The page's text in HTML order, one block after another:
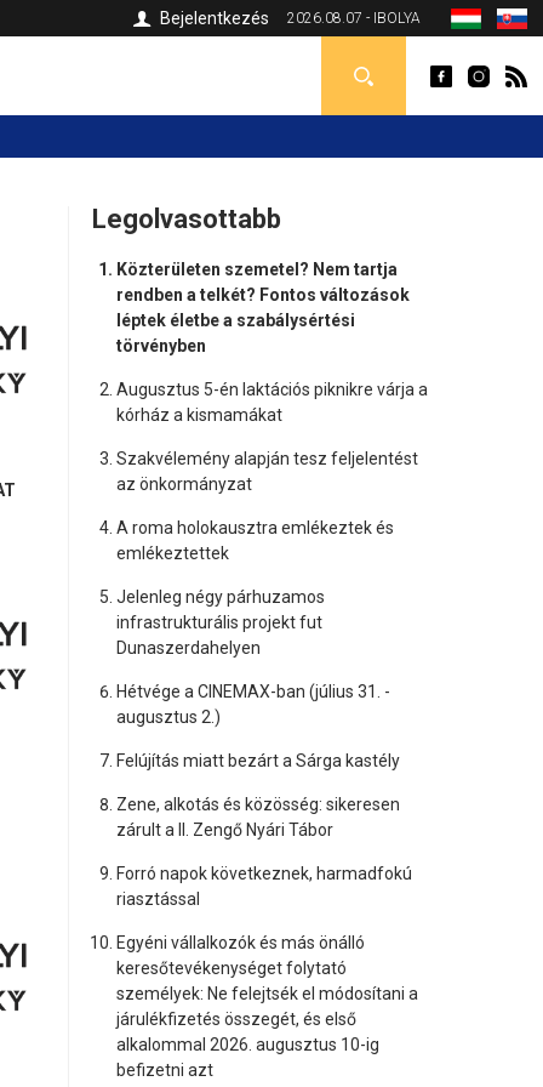
2026.08.07 - IBOLYA
Bejelentkezés
Legolvasottabb
Közterületen szemetel? Nem tartja
rendben a telkét? Fontos változások
léptek életbe a szabálysértési
törvényben
Augusztus 5-én laktációs piknikre várja a
kórház a kismamákat
Szakvélemény alapján tesz feljelentést
az önkormányzat
A roma holokausztra emlékeztek és
emlékeztettek
Jelenleg négy párhuzamos
infrastrukturális projekt fut
Dunaszerdahelyen
Hétvége a CINEMAX-ban (július 31. -
augusztus 2.)
Felújítás miatt bezárt a Sárga kastély
Zene, alkotás és közösség: sikeresen
zárult a II. Zengő Nyári Tábor
Forró napok következnek, harmadfokú
riasztással
Egyéni vállalkozók és más önálló
keresőtevékenységet folytató
személyek: Ne felejtsék el módosítani a
járulékfizetés összegét, és első
alkalommal 2026. augusztus 10-ig
befizetni azt